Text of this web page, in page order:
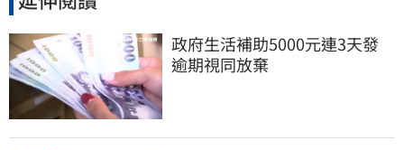
政府生活補助5000元連3天發
逾期視同放棄